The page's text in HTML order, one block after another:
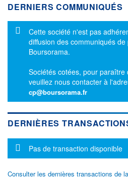
DERNIERS COMMUNIQUÉS
Message d'information
Cette société n'est pas
diffusion des communiqués
Boursorama.
Sociétés cotées, pour paraître
veuillez nous contacter à
cp@boursorama.fr
DERNIÈRES
Message d'information
Pas de transaction disponible
Consulter les dernières transactions de